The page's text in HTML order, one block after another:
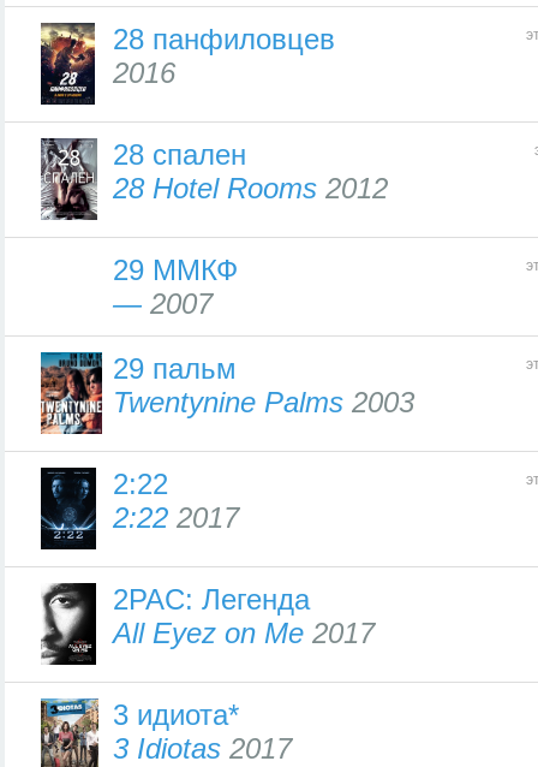
28 панфиловцев
2016
28 спален
28 Hotel Rooms 2012
29 ММКФ
— 2007
29 пальм
Twentynine Palms 2003
2:22
2:22 2017
2PAC: Легенда
All Eyez on Me 2017
3 идиота*
3 Idiotas 2017